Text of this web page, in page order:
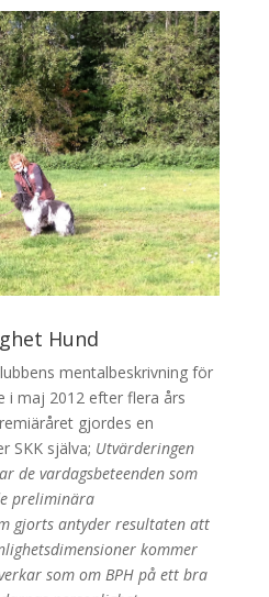
Hund
mentalbeskrivning för
i maj 2012 efter flera års
gjordes en
SKK själva; Utvärderingen
de vardagsbeteenden som
preliminära
gjorts antyder resultaten att
kommer
som om BPH på ett bra